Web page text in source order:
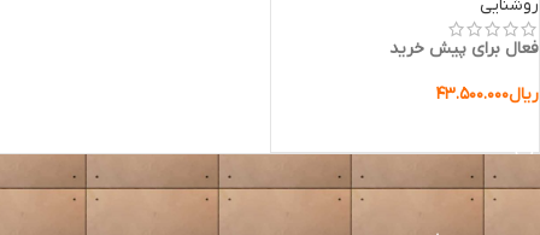
روشنایی
فعال برای پیش خرید
ریال۴۳.۵۰۰.۰۰۰